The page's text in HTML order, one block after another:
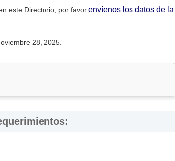
este Directorio, por favor envíenos los datos de la
28, 2025.